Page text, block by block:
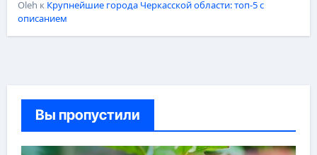
Oleh к Крупнейшие города Черкасской области: топ-5 с
описанием
Вы пропустили